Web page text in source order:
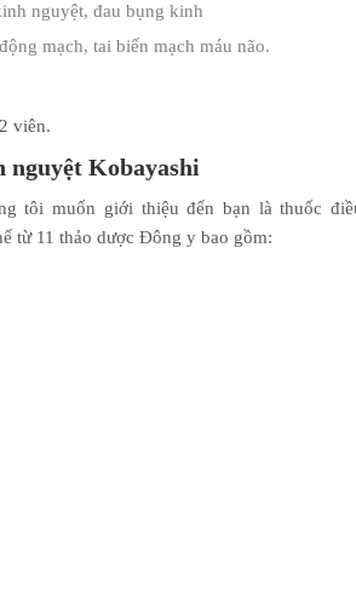
nguyệt, đau bụng kinh
mạch, tai biến mạch máu não.
viên.
nguyệt Kobayashi
tôi muốn giới thiệu đến bạn là thuốc
từ 11 thảo dược Đông y bao gồm: